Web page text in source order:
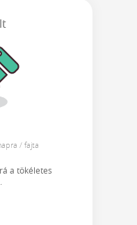
/ fajta
a tökéletes